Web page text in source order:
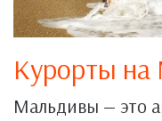
Курорты
Мальдивы — это